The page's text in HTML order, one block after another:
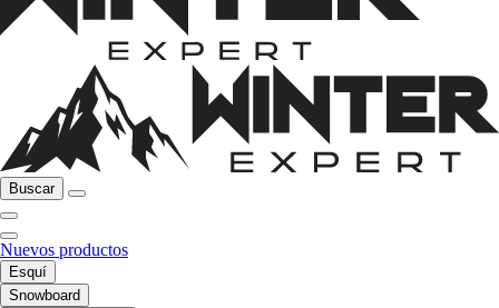
Buscar
Nuevos productos
Esquí
Snowboard